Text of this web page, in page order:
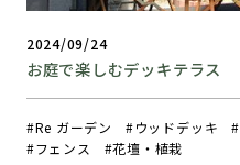
2024/09/24
お庭で楽しむデッキテラス
Re ガーデン ウッドデッキ
フェンス
花壇・植栽